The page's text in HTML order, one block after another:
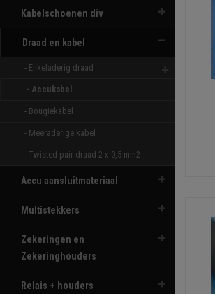
Kabelschoenen div
Draad en kabel
- Enkeladerig draad
- Accukabel
- Bougiekabel
- Meeraderige kabel
- Twisted pair draad 2 x 0,5 mm2
Accu aansluitmateriaal
Multistekkers
Zekeringen en
Zekeringhouders
Relais + houders